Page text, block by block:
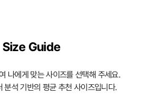
Size Guide
나에게 맞는 사이즈를 선택해 주세요.
분석 기반의 평균 추천 사이즈입니다.